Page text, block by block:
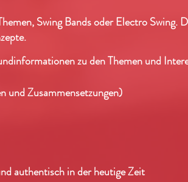
Swing Bands oder Electro Swing.
zu den Themen und
und Zusammensetzungen)
authentisch in der heutige Zeit